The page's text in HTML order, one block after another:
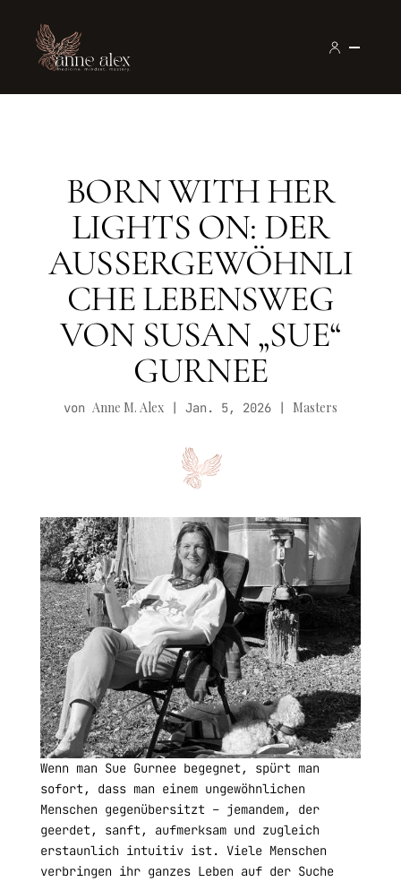
BORN WITH HER
LIGHTS ON: DER
AUSSERGEWÖHNLIC
HE LEBENSWEG V
ON SUSAN „SUE“ G
URNEE
von Anne M. Alex| Jan. 5, 2026| Masters
Wenn man Sue Gurnee begegnet, spürt man
sofort, dass man einem ungewöhnlichen
Menschen gegenübersitzt – jemandem, der
geerdet, sanft, aufmerksam und zugleich
erstaunlich intuitiv ist. Viele Menschen
verbringen ihr ganzes Leben auf der Suche